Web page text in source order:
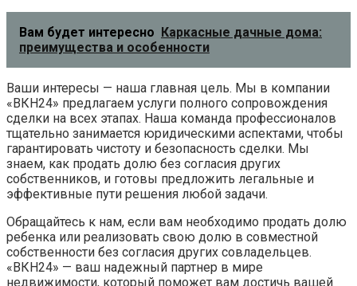
Вам будет интересно Каркасные дачные дома:
преимущества и особенности
Ваши интересы — наша главная цель. Мы в компании
«ВКН24» предлагаем услуги полного сопровождения
сделки на всех этапах. Наша команда профессионалов
тщательно занимается юридическими аспектами, чтобы
гарантировать чистоту и безопасность сделки. Мы
знаем, как продать долю без согласия других
собственников, и готовы предложить легальные и
эффективные пути решения любой задачи.
Обращайтесь к нам, если вам необходимо продать долю
ребенка или реализовать свою долю в совместной
собственности без согласия других совладельцев.
«ВКН24» — ваш надежный партнер в мире
недвижимости, который поможет вам достичь вашей